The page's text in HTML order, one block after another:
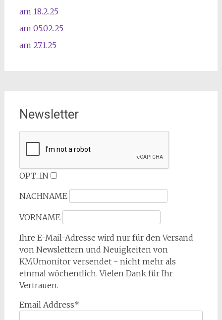
am 18.2.25
am 05.02.25
am 27.1.25
Newsletter
OPT_IN
NACHNAME
VORNAME
Ihre E-Mail-Adresse wird nur für den Versand
von Newslettern und Neuigkeiten von
KMUmonitor versendet - nicht mehr als
einmal wöchentlich. Vielen Dank für Ihr
Vertrauen.
Email Address*